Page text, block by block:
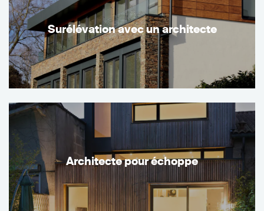
Surélévation avec un architecte
Architecte pour échoppe